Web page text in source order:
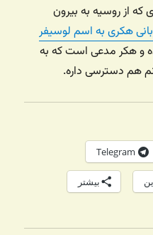
از روسیه به بیرون
هکری به اسم لوسیفر
هکر مدعی است که به
هم دسترسی داره.
Telegram
بیشتر